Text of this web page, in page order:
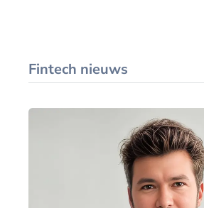
Fintech nieuws